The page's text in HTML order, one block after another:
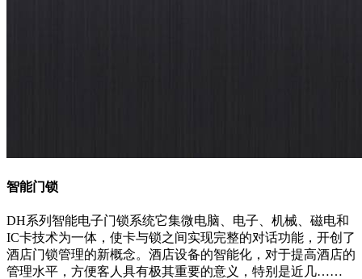
智能门锁
DH系列智能电子门锁系统它集微电脑、电子、机械、磁电和
IC卡技术为一体，使卡与锁之间实现完整的对话功能，开创了
酒店门锁管理的新概念。酒店设备的智能化，对于提高酒店的
管理水平，方便客人具有极其重要的意义，特别是近几……